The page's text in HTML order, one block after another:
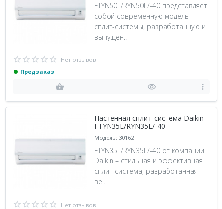
FTYN50L/RYN50L/-40 представляет
собой современную модель
сплит-системы, разработанную и
выпущен..
Нет отзывов
Предзаказ
Настенная сплит-система Daikin
FTYN35L/RYN35L/-40
Модель: 30162
FTYN35L/RYN35L/-40 от компании
Daikin – стильная и эффективная
сплит-система, разработанная
ве..
Нет отзывов